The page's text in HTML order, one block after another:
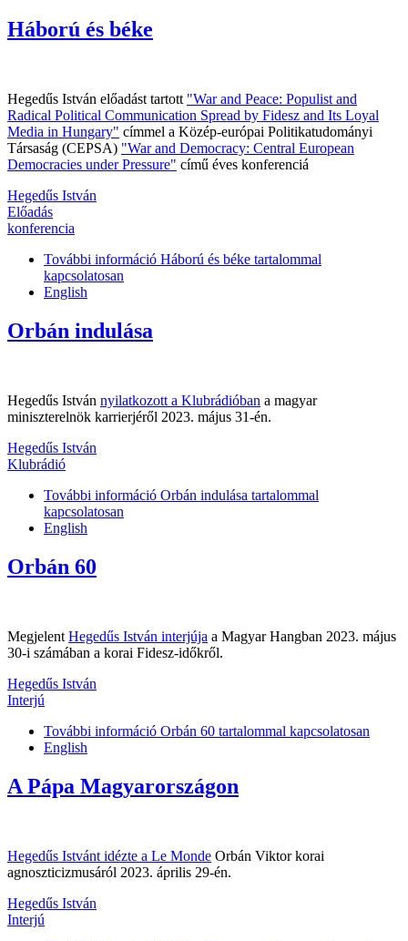
Háború és béke
Hegedűs István előadást tartott "War and Peace: Populist and
Radical Political Communication Spread by Fidesz and Its Loyal
Media in Hungary" címmel a Közép-európai Politikatudományi
Társaság (CEPSA) "War and Democracy: Central European
Democracies under Pressure" című éves konferenciá
Hegedűs István
Előadás
konferencia
További információ Háború és béke tartalommal
kapcsolatosan
English
Orbán indulása
Hegedűs István nyilatkozott a Klubrádióban a magyar
miniszterelnök karrierjéről 2023. május 31-én.
Hegedűs István
Klubrádió
További információ Orbán indulása tartalommal
kapcsolatosan
English
Orbán 60
Megjelent Hegedűs István interjúja a Magyar Hangban 2023. május
30-i számában a korai Fidesz-időkről.
Hegedűs István
Interjú
További információ Orbán 60 tartalommal kapcsolatosan
English
A Pápa Magyarországon
Hegedűs Istvánt idézte a Le Monde Orbán Viktor korai
agnoszticizmusáról 2023. április 29-én.
Hegedűs István
Interjú